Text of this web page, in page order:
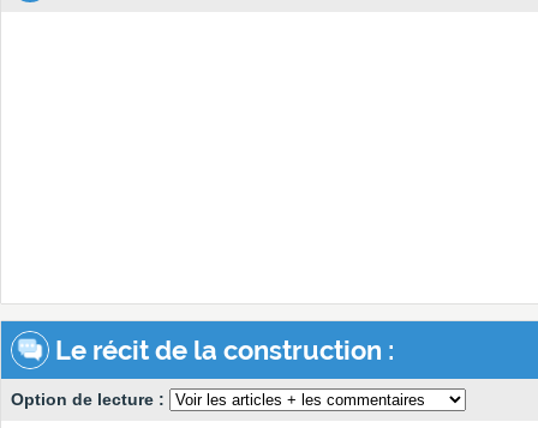
Le récit de la construction :
Option de lecture :